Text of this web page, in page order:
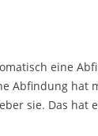
eine
Abfindung hat
sie. Das hat